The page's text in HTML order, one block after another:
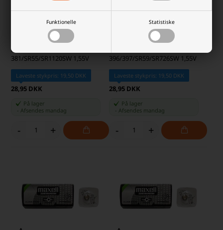
Funktionelle Statistiske
Maxell Urbatteri
381/SR55/SR1120SW 1,55V
Laveste stykpris: 19,50 DKK
28,95 DKK
På lager
Afsendes mandag
- +
396/397/SR59/SR726SW 1,55V
Laveste stykpris: 19,50 DKK
28,95 DKK
På lager
Afsendes mandag
- +